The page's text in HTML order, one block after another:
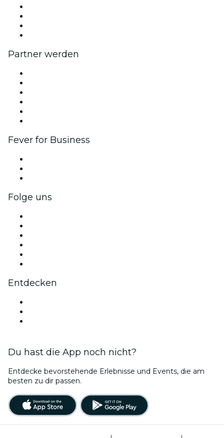
Partner werden
Fever for Business
Folge uns
Entdecken
Du hast die App noch nicht?
Entdecke bevorstehende Erlebnisse und Events, die am
besten zu dir passen.